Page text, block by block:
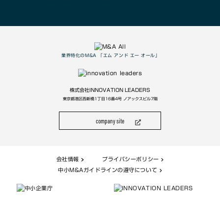
業界特化のM&A 「エム アンド エー オール」
株式会社INNOVATION LEADERS
東京都港区西新橋1丁目16番4号 ノアックスビル7階
company site
会社情報
プライバシーポリシー
中小M&Aガイドラインの遵守について